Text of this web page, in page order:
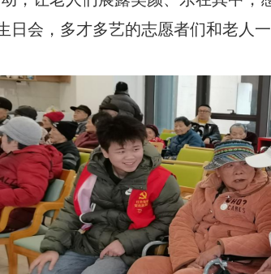
日会，多才多艺的志愿者们和老人